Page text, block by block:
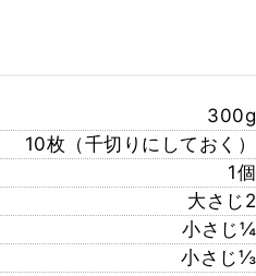
300g
10枚（千切りにしておく）
1個
大さじ2
小さじ¼
小さじ⅓